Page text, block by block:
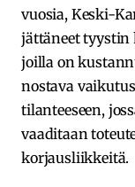
vuosia, Keski-
jättäneet tyystin
joilla on
nostava
tilanteeseen,
vaaditaan
korjausliikkeitä.